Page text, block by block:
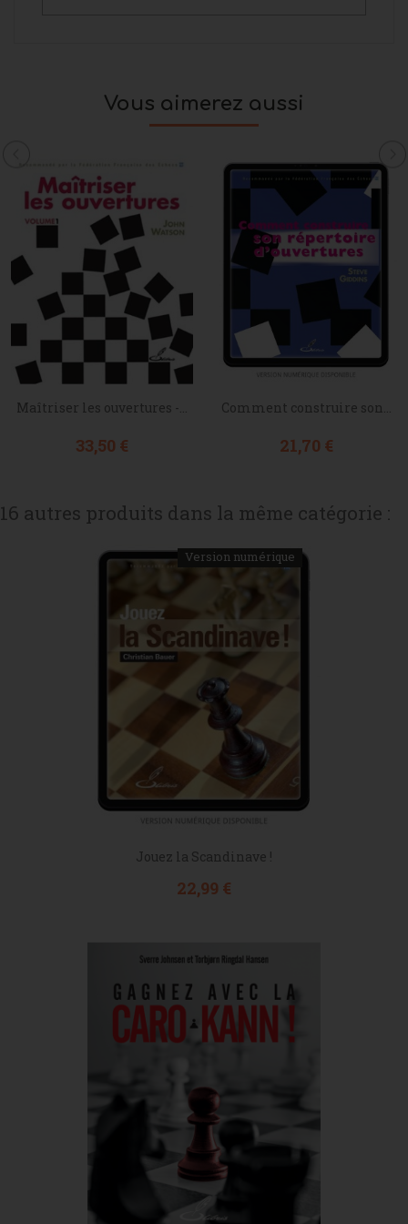
Vous aimerez aussi
Maîtriser les ouvertures -...
Prix
33,50 €
Comment construire son...
Prix
21,70 €
16 autres produits dans la même catégorie :
Version numérique
Jouez la Scandinave !
Prix
22,99 €